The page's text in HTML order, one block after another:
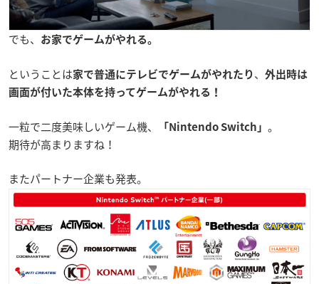
でも、 お家でゲームがやれる。
ということは家で普通にテレビでゲームがやれたり 、
外出時は
画面が付いた本体を持ってゲームがやれる！
一粒で二度美味しいゲーム機、 「Nintendo Switch」 。
期待が高まりますね！
またパートナー企業も発表。